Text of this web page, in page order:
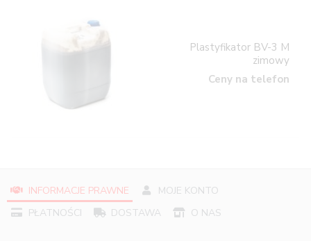
Plastyfikator BV-3 M
zimowy
Ceny na telefon
INFORMACJE PRAWNE
MOJE KONTO
PŁATNOŚCI
DOSTAWA O NAS